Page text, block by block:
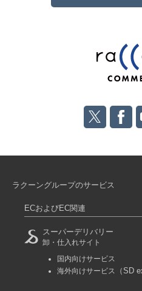
ラクーングループのサービス
ECおよびEC関連
スーパーデリバリー
卸・仕入れサイト
国内向けサービス
海外向けサービス
（SD